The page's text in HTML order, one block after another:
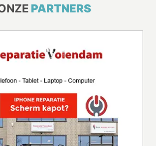
PARTNERS